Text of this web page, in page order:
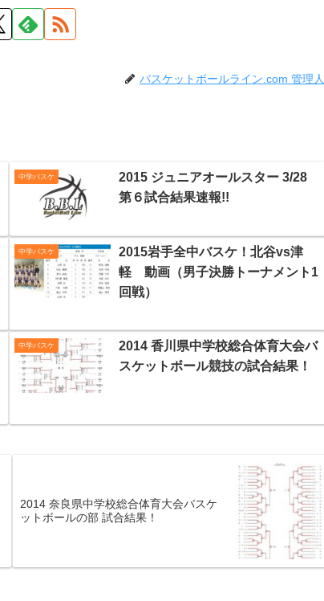
バスケットボールライン.com 管理人
中学バスケ
2015 ジュニアオールスター 3/28
第６試合結果速報!!
中学バスケ
2015岩手全中バスケ！北谷vs津
軽 動画（男子決勝トーナメント1
回戦）
中学バスケ
2014 香川県中学校総合体育大会バ
スケットボール競技の試合結果！
2014 奈良県中学校総合体育大会バスケ
ットボールの部 試合結果！